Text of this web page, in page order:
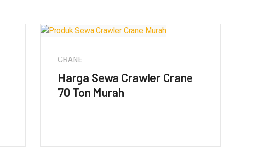
CRANE
Harga Sewa Crawler Crane
70 Ton Murah